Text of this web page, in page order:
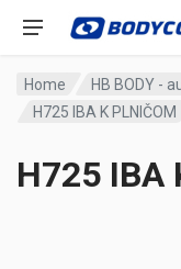
Home HB BODY -
H725 IBA K PLNIČOM
H725 IBA